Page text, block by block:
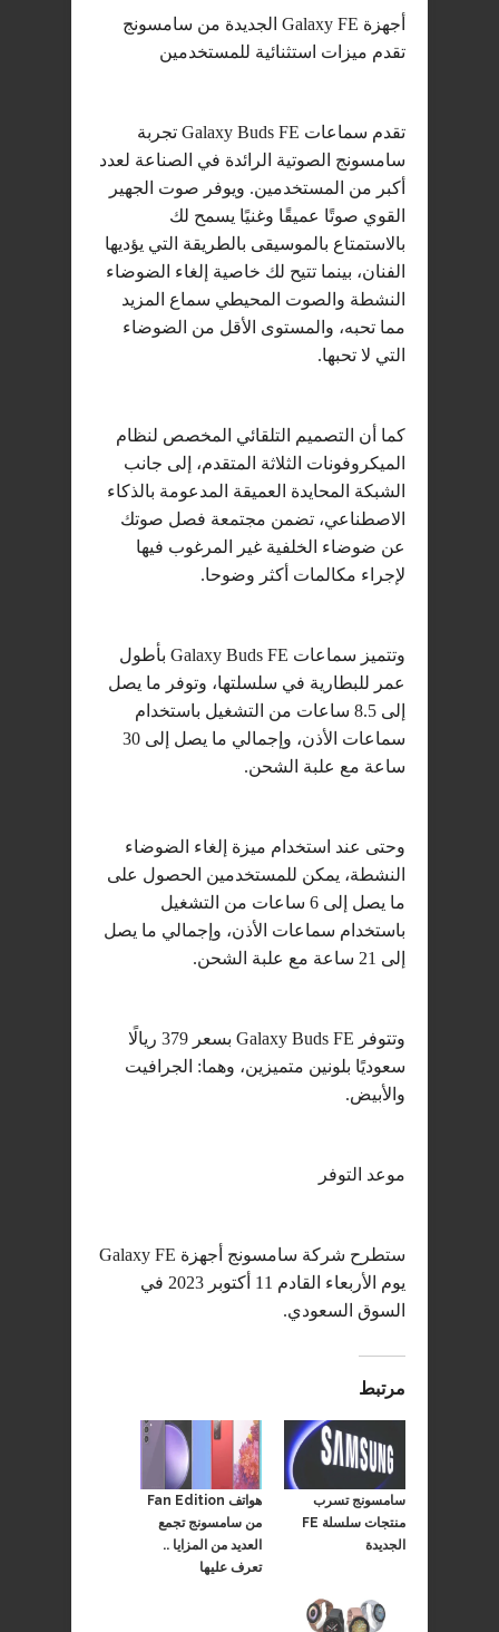
أجهزة Galaxy FE الجديدة من سامسونج
تقدم ميزات استثنائية للمستخدمين
تقدم سماعات Galaxy Buds FE تجربة
سامسونج الصوتية الرائدة في الصناعة لعدد
أكبر من المستخدمين. ويوفر صوت الجهير
القوي صوتًا عميقًا وغنيًا يسمح لك
بالاستمتاع بالموسيقى بالطريقة التي يؤديها
الفنان، بينما تتيح لك خاصية إلغاء الضوضاء
النشطة والصوت المحيطي سماع المزيد
مما تحبه، والمستوى الأقل من الضوضاء
التي لا تحبها.
كما أن التصميم التلقائي المخصص لنظام
الميكروفونات الثلاثة المتقدم، إلى جانب
الشبكة المحايدة العميقة المدعومة بالذكاء
الاصطناعي، تضمن مجتمعة فصل صوتك
عن ضوضاء الخلفية غير المرغوب فيها
لإجراء مكالمات أكثر وضوحا.
وتتميز سماعات Galaxy Buds FE بأطول
عمر للبطارية في سلسلتها، وتوفر ما يصل
إلى 8.5 ساعات من التشغيل باستخدام
سماعات الأذن، وإجمالي ما يصل إلى 30
ساعة مع علبة الشحن.
وحتى عند استخدام ميزة إلغاء الضوضاء
النشطة، يمكن للمستخدمين الحصول على
ما يصل إلى 6 ساعات من التشغيل
باستخدام سماعات الأذن، وإجمالي ما يصل
إلى 21 ساعة مع علبة الشحن.
وتتوفر Galaxy Buds FE بسعر 379 ريالًا
سعوديًا بلونين متميزين، وهما: الجرافيت
والأبيض.
موعد التوفر
ستطرح شركة سامسونج أجهزة Galaxy FE
يوم الأربعاء القادم 11 أكتوبر 2023 في
السوق السعودي.
مرتبط
سامسونج تسرب
منتجات سلسلة FE
الجديدة
هواتف Fan Edition
من سامسونج تجمع
العديد من المزايا ..
تعرف عليها